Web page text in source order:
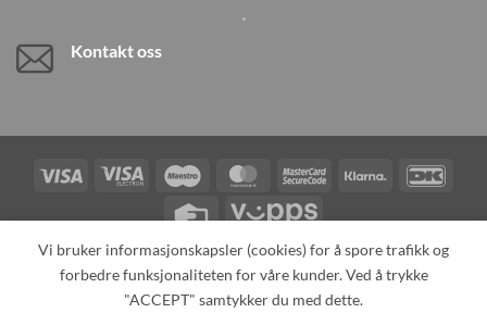
Kontakt oss
Visa
Visa
Maestro MasterCardMasterCardKlarna
Credit
Vipps
TILBAKEKALLINGER KONTAKT OSS
OM OSS
SPESIALBESTILLING
MIN KONTO ALL PRODUCTS
Vi bruker informasjonskapsler (cookies) for å spore trafikk og
forbedre funksjonaliteten for våre kunder. Ved å trykke
"ACCEPT" samtykker du med dette.